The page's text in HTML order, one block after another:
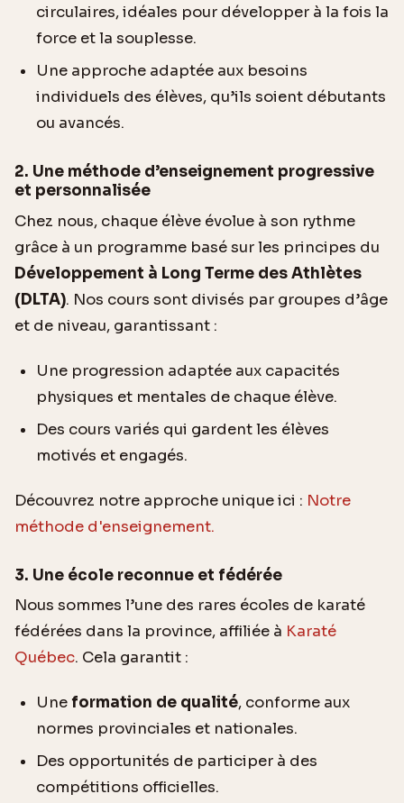
circulaires, idéales pour développer à la fois la
force et la souplesse.
Une approche adaptée aux besoins
individuels des élèves, qu’ils soient débutants
ou avancés.
2. Une méthode d’enseignement progressive
et personnalisée
Chez nous, chaque élève évolue à son rythme
grâce à un programme basé sur les principes du
Développement à Long Terme des Athlètes
(DLTA). Nos cours sont divisés par groupes d’âge
et de niveau, garantissant :
Une progression adaptée aux capacités
physiques et mentales de chaque élève.
Des cours variés qui gardent les élèves
motivés et engagés.
Découvrez notre approche unique ici : Notre
méthode d'enseignement.
3. Une école reconnue et fédérée
Nous sommes l’une des rares écoles de karaté
fédérées dans la province, affiliée à Karaté
Québec. Cela garantit :
Une formation de qualité, conforme aux
normes provinciales et nationales.
Des opportunités de participer à des
compétitions officielles.